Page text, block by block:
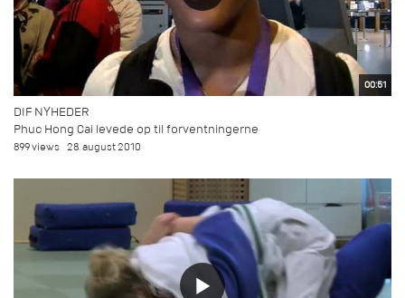
00:51
DIF NYHEDER
Phuc Hong Cai levede op til forventningerne
899 views 28. august 2010